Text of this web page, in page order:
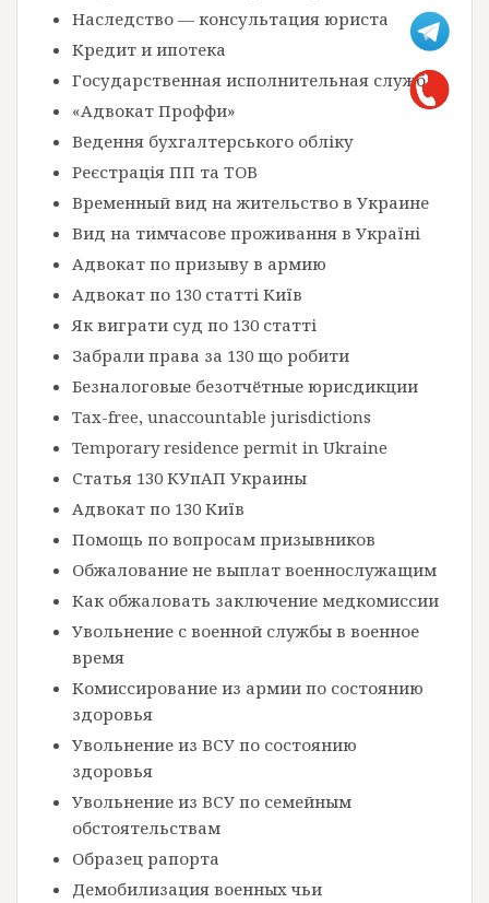
Наследство — консультация юриста
Кредит и ипотека
Государственная исполнительная служба
«Адвокат Проффи»
Ведення бухгалтерського обліку
Реєстрація ПП та ТОВ
Временный вид на жительство в Украине
Вид на тимчасове проживання в Україні
Адвокат по призыву в армию
Адвокат по 130 статті Київ
Як виграти суд по 130 статті
Забрали права за 130 що робити
Безналоговые безотчётные юрисдикции
Tax-free, unaccountable jurisdictions
Temporary residence permit in Ukraine
Статья 130 КУпАП Украины
Адвокат по 130 Київ
Помощь по вопросам призывников
Обжалование не выплат военнослужащим
Как обжаловать заключение медкомиссии
Увольнение с военной службы в военное
время
Комиссирование из армии по состоянию
здоровья
Увольнение из ВСУ по состоянию
здоровья
Увольнение из ВСУ по семейным
обстоятельствам
Образец рапорта
Демобилизация военных чьи